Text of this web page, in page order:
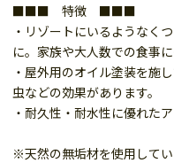
■■■ 特徴 ■■■
・リゾートにいるようなく
に。家族や大人数での食事に
・屋外用のオイル塗装を施
虫などの効果があります。
・耐久性・耐水性に優れた
※天然の無垢材を使用して